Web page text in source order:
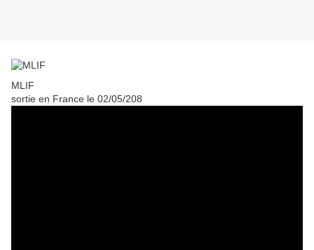
MLIF
sortie en France le 02/05/208